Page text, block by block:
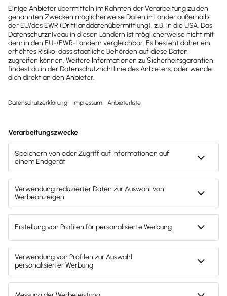
auf aktuelle Anlässe bezogene Beiträge zu
veröffentlichen.
Guidelines
Um eine konsistente Strategie für dein Instagram-
ist es ratsam,
vorab Social-Media-Richtlinien zu
stattfindet, wie du auf Kommentare reagierst,
welchen Tonfall du in deinen Kommentaren auf
fremden Beiträgen anlegst, welche Themen du
meidest und welche genau passend sind. Lege fest,
welche Hashtags du in den Kommentaren
verwendest und welche Accounts du bezüglich
deiner Themen verfolgst und dort interagieren
Inhalte des Beitrags